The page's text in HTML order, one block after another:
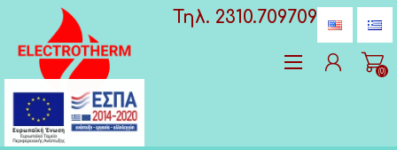
Τηλ. 2310.709709
(0)